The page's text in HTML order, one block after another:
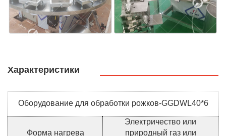
Характеристики
Оборудование для обработки рожков-GGDWL40*6
Форма нагрева
Электричество или
природный газ или